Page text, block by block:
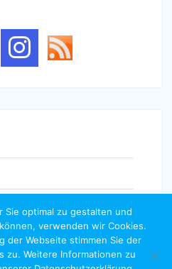
Sie optimal zu gestalten und
verwenden wir Cookies.
der Webseite stimmen Sie der
zu. Weitere Informationen zu